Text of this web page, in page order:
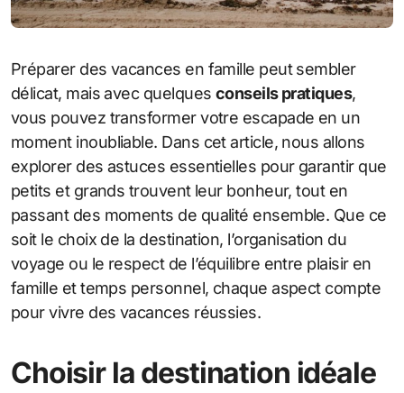
Préparer des vacances en famille peut sembler
délicat, mais avec quelques conseils pratiques,
vous pouvez transformer votre escapade en un
moment inoubliable. Dans cet article, nous allons
explorer des astuces essentielles pour garantir que
petits et grands trouvent leur bonheur, tout en
passant des moments de qualité ensemble. Que ce
soit le choix de la destination, l’organisation du
voyage ou le respect de l’équilibre entre plaisir en
famille et temps personnel, chaque aspect compte
pour vivre des vacances réussies.
Choisir la destination idéale